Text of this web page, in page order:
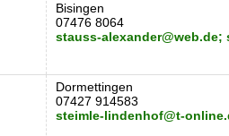
Bisingen
07476 8064
stauss-alexander@web.de;
Dormettingen
07427 914583
steimle-lindenhof@t-